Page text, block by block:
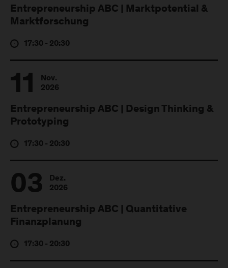
Entrepreneurship ABC | Marktpotential &
Marktforschung
17:30 - 20:30
11
Nov.
2026
Entrepreneurship ABC | Design Thinking &
Prototyping
17:30 - 20:30
03
Dez.
2026
Entrepreneurship ABC | Quantitative
Finanzplanung
17:30 - 20:30